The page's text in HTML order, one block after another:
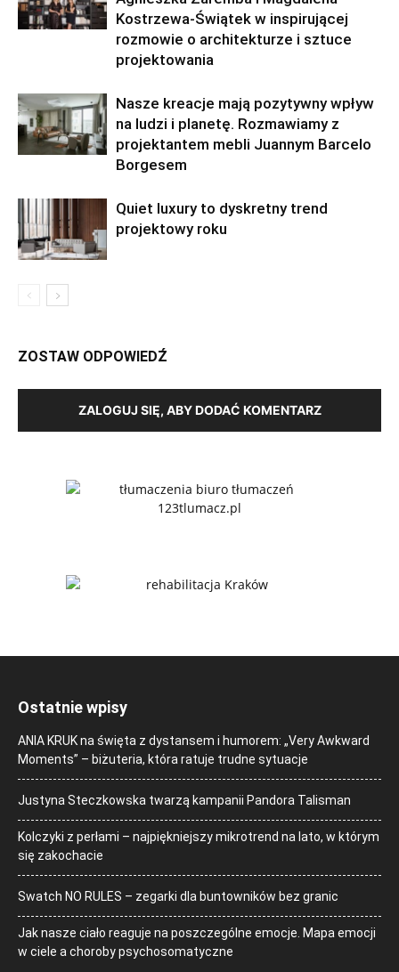
Kostrzewa-Świątek w inspirującej
rozmowie o architekturze i sztuce
projektowania
Nasze kreacje mają pozytywny wpływ
na ludzi i planetę. Rozmawiamy z
projektantem mebli Juannym Barcelo
Borgesem
Quiet luxury to dyskretny trend
projektowy roku
ZOSTAW ODPOWIEDŹ
ZALOGUJ SIĘ, ABY DODAĆ KOMENTARZ
Ostatnie wpisy
ANIA KRUK na święta z dystansem i humorem: „Very Awkward
Moments” – biżuteria, która ratuje trudne sytuacje
Justyna Steczkowska twarzą kampanii Pandora Talisman
Kolczyki z perłami – najpiękniejszy mikrotrend na lato, w którym
się zakochacie
Swatch NO RULES – zegarki dla buntowników bez granic
Jak nasze ciało reaguje na poszczególne emocje. Mapa emocji
w ciele a choroby psychosomatyczne